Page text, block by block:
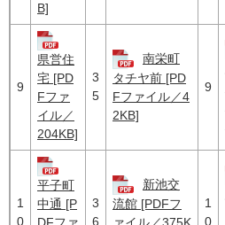
B]
9
県営住
宅 [PD
Fファ
イル／
204KB]
3
5
南栄町
タチヤ前 [PD
Fファイル／4
2KB]
9
1
0
平子町
中通 [P
3
6
新池交
流館 [PDFフ
1
0